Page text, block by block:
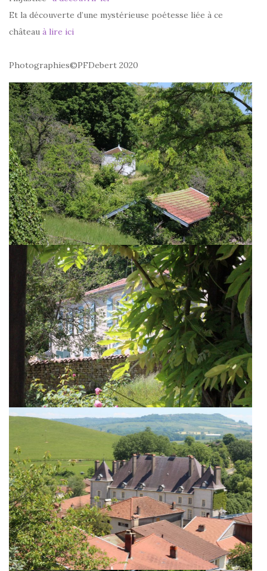
Et la découverte d’une mystérieuse poétesse liée à ce
château à lire ici
Photographies©PFDebert 2020